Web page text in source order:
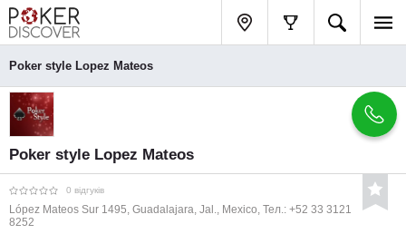
Poker style Lopez Mateos
Poker style Lopez Mateos
0 відгуків
López Mateos Sur 1495, Guadalajara, Jal., Mexico, Тел.: +52 33 3121
8252